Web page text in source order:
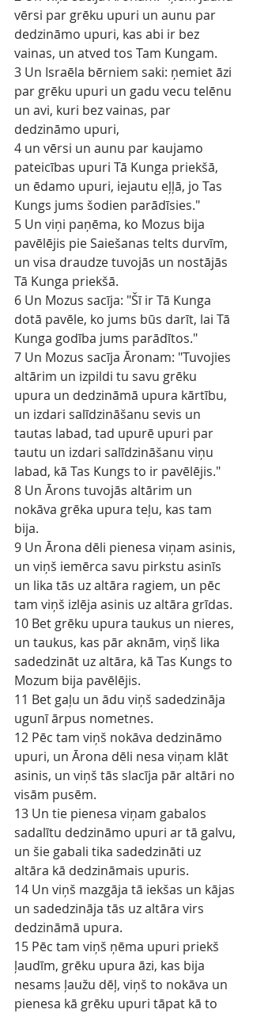
vērsi par grēku upuri un aunu par
dedzināmo upuri, kas abi ir bez
vainas, un atved tos Tam Kungam.
3 Un Israēla bērniem saki: ņemiet āzi
par grēku upuri un gadu vecu telēnu
un avi, kuri bez vainas, par
dedzināmo upuri,
4 un vērsi un aunu par kaujamo
pateicības upuri Tā Kunga priekšā,
un ēdamo upuri, iejautu eļļā, jo Tas
Kungs jums šodien parādīsies."
5 Un viņi paņēma, ko Mozus bija
pavēlējis pie Saiešanas telts durvīm,
un visa draudze tuvojās un nostājās
Tā Kunga priekšā.
6 Un Mozus sacīja: "Šī ir Tā Kunga
dotā pavēle, ko jums būs darīt, lai Tā
Kunga godība jums parādītos."
7 Un Mozus sacīja Āronam: "Tuvojies
altārim un izpildi tu savu grēku
upura un dedzināmā upura kārtību,
un izdari salīdzināšanu sevis un
tautas labad, tad upurē upuri par
tautu un izdari salīdzināšanu viņu
labad, kā Tas Kungs to ir pavēlējis."
8 Un Ārons tuvojās altārim un
nokāva grēka upura teļu, kas tam
bija.
9 Un Ārona dēli pienesa viņam asinis,
un viņš iemērca savu pirkstu asinīs
un lika tās uz altāra ragiem, un pēc
tam viņš izlēja asinis uz altāra grīdas.
10 Bet grēku upura taukus un nieres,
un taukus, kas pār aknām, viņš lika
sadedzināt uz altāra, kā Tas Kungs to
Mozum bija pavēlējis.
11 Bet gaļu un ādu viņš sadedzināja
ugunī ārpus nometnes.
12 Pēc tam viņš nokāva dedzināmo
upuri, un Ārona dēli nesa viņam klāt
asinis, un viņš tās slacīja pār altāri no
visām pusēm.
13 Un tie pienesa viņam gabalos
sadalītu dedzināmo upuri ar tā galvu,
un šie gabali tika sadedzināti uz
altāra kā dedzināmais upuris.
14 Un viņš mazgāja tā iekšas un kājas
un sadedzināja tās uz altāra virs
dedzināmā upura.
15 Pēc tam viņš ņēma upuri priekš
ļaudīm, grēku upura āzi, kas bija
nesams ļaužu dēļ, viņš to nokāva un
pienesa kā grēku upuri tāpat kā to